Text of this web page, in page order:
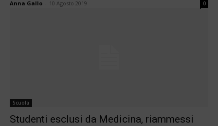
Anna Gallo 10 Agosto 2019 0
Scuola
Studenti esclusi da Medicina, riammessi